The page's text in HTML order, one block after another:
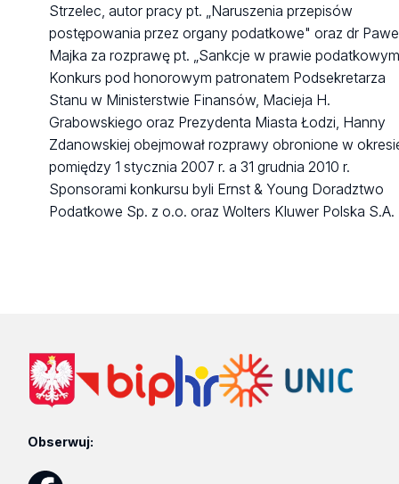
XXII Ogólnopolska Studencka Konferencja Naukowa -
25.11.2019 r. pt. "Współczesne problemy orzecznictwa
sądowego w sprawach podatkowych"
XXI Ogólnopolska Studencka Konferencja Naukowa -
11.12.2018 r. pt. "Współczesne problemy orzecznictwa
sądowego w sprawach podatkowych"
XX Ogólnopolska Studencka Konferencja Naukowa –
12.12.2017 r. pt. „Współczesne problemy orzecznictwa
sądowego w sprawach podatkowych"
XVII Ogólnopolska Studencka Konferencja Naukowa –
9.12.2014 r. pt. „Współczesne problemy orzecznictwa
sądowego w sprawach podatkowych”
10.12.2013 r. pt. „Współczesne problemy orzecznictwa
sądowego w sprawach podatkowych”
Strzelec, autor pracy pt. „Naruszenia przepisów
postępowania przez organy podatkowe" oraz dr
Majka za rozprawę pt. „Sankcje w prawie
Konkurs pod honorowym patronatem Podsekretarza
Stanu w Ministerstwie Finansów, Macieja H.
Grabowskiego oraz Prezydenta Miasta Łodzi, Hanny
Zdanowskiej obejmował rozprawy obronione w
pomiędzy 1 stycznia 2007 r. a 31 grudnia 2010 r.
Sponsorami konkursu byli Ernst & Young Doradztwo
Podatkowe Sp. z o.o. oraz Wolters Kluwer Polska S.A.
Obserwuj: